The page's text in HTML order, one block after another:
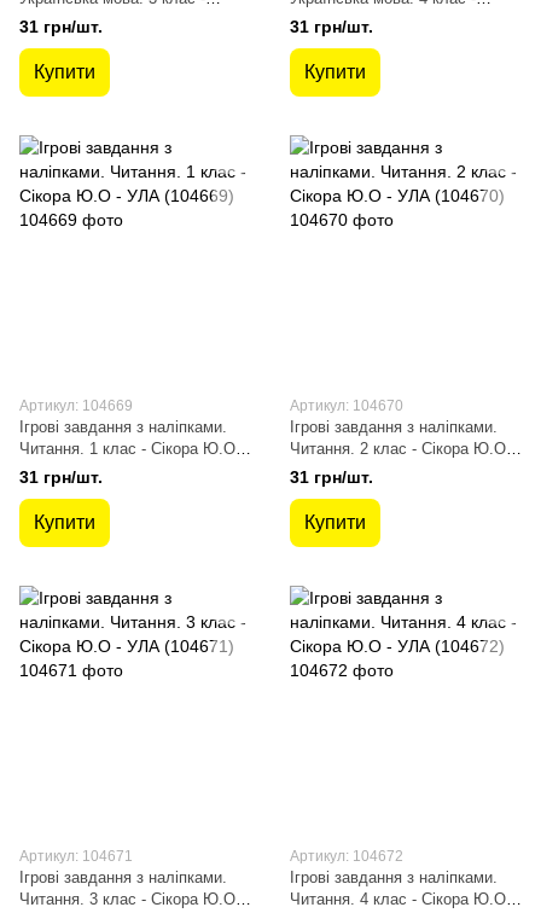
Сікора Ю.О - УЛА (104667)
31 грн/шт.
Купити
Сікора Ю.О - УЛА (104668)
31 грн/шт.
Купити
Артикул: 104669
Ігрові завдання з наліпками.
Читання. 1 клас - Сікора Ю.О -
УЛА (104669)
31 грн/шт.
Купити
Артикул: 104670
Ігрові завдання з наліпками.
Читання. 2 клас - Сікора Ю.О -
УЛА (104670)
31 грн/шт.
Купити
Артикул: 104671
Ігрові завдання з наліпками.
Читання. 3 клас - Сікора Ю.О -
Артикул: 104672
Ігрові завдання з наліпками.
Читання. 4 клас - Сікора Ю.О -